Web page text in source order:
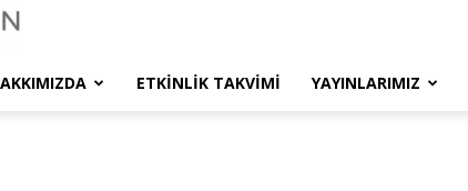
Türkiye ETKINLIK TAKVIMI YAYINLARIMIZ